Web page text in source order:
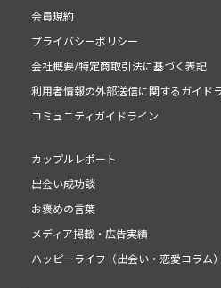
会員規約
プライバシーポリシー
会社概要/特定商取引法に基づく表記
利用者情報の外部送信に関するガイド
コミュニティガイドライン
カップルレポート
出会い成功談
お褒めの言葉
メディア掲載・広告実績
ハッピーライフ（出会い・恋愛コラム）